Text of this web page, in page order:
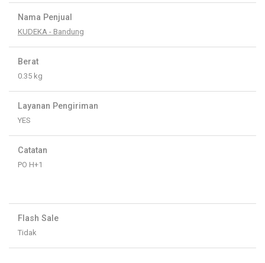
Nama Penjual
KUDEKA - Bandung
Berat
0.35 kg
Layanan Pengiriman
YES
Catatan
PO H+1
Flash Sale
Tidak